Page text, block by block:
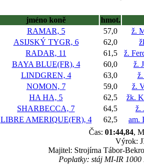
jméno koně
hmot.
RAMAR, 5 57,0
ž.
ASIJSKÝ TYGR, 6 62,0
RADAR, 11 61,5
ž.
BAYA BLUE(FR), 4 60,0
ž.
LINDGREN, 4 63,0
NOMON, 7 59,0
ž.
HA HA, 5 62,5
žk.
SHARBECCA, 7 64,5
ž.
LIBRE AMERIQUE(FR), 4 62,5
am.
Čas: 01:44,84,
Výrok:
Majitel: Strojírna Tábor-
Poplatky: stáj MI-IR 1000